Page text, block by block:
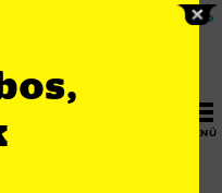
ak Abo
MENÜ